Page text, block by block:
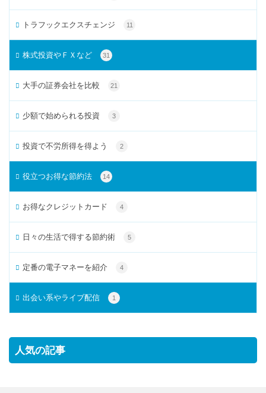
トラフックエクスチェンジ 11
株式投資やＦＸなど 31
大手の証券会社を比較 21
少額で始められる投資 3
投資で不労所得を得よう 2
役立つお得な節約法 14
お得なクレジットカード 4
日々の生活で得する節約術 5
定番の電子マネーを紹介 4
出会い系やライブ配信 1
人気の記事